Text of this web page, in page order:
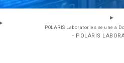
POLARIS Laboratories se une a
- POLARIS